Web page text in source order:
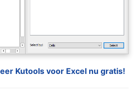
Kutools voor Excel nu gratis!